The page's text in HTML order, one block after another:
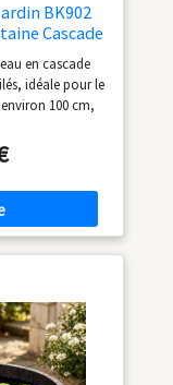
BK902
Cascade
de
100 cm
en cascade
idéale pour le
100 cm,
LED
lumineux
d'eau
de haute
Aspect pierre
:
y compris
éclairage LED